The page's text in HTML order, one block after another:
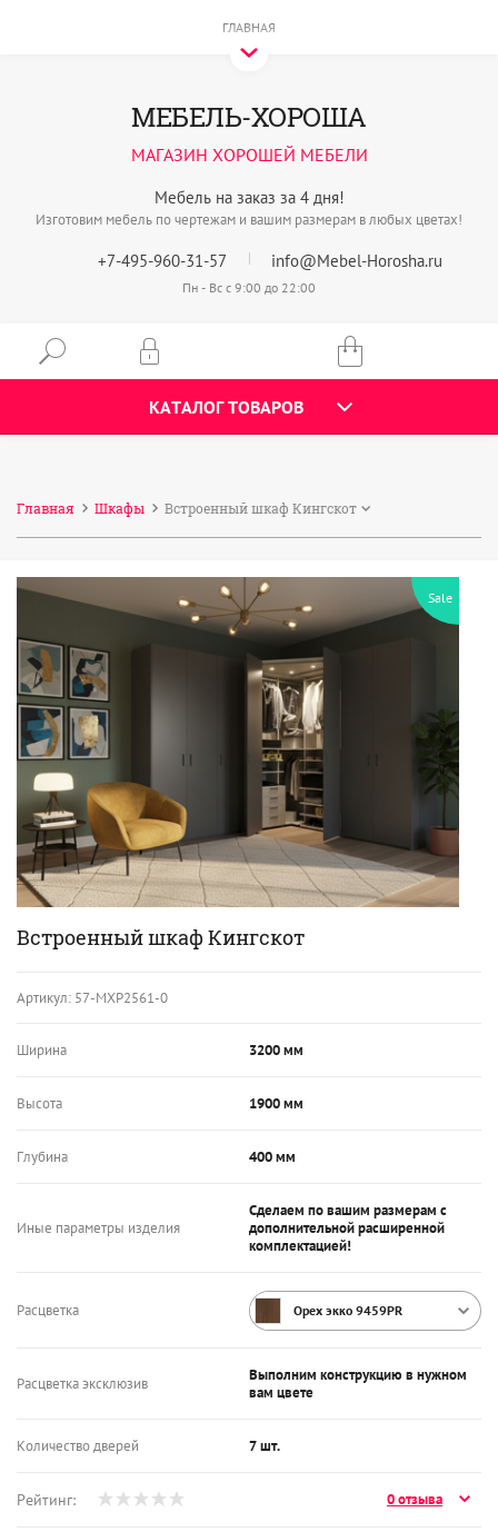
ГЛАВНАЯ
Мебель на заказ за 4 дня!
Изготовим мебель по чертежам и вашим размерам в любых цветах!
МЕБЕЛЬ-ХОРОША
МАГАЗИН ХОРОШЕЙ МЕБЕЛИ
+7-495-960-31-57 info@Mebel-Horosha.ru
Пн - Вс с 9:00 до 22:00
КАТАЛОГ ТОВАРОВ
Главная Шкафы Встроенный шкаф Кингскот
Sale
Встроенный шкаф Кингскот
Артикул: 57-МХР2561-0
Ширина 3200 мм
Высота 1900 мм
Глубина 400 мм
Иные параметры изделия
Сделаем по вашим размерам с
дополнительной расширенной
комплектацией!
Расцветка Орех экко 9459PR
Расцветка эксклюзив
Выполним конструкцию в нужном
вам цвете
Количество дверей 7 шт.
Рейтинг: 0 отзыва